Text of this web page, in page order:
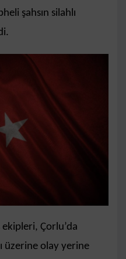
şahsın silahlı
Çorlu’da
üzerine olay yerine